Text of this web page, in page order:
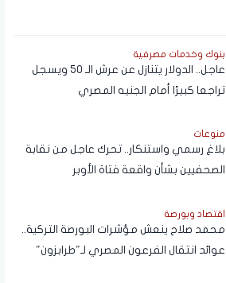
بنوك وخدمات مصرفية
عاجل.. الدولار يتنازل عن عرش الـ 50 ويسجل
تراجعا كبيرًا أمام الجنيه المصري
منوعات
بلاغ رسمي واستنكار.. تحرك عاجل من نقابة
الصحفيين بشأن واقعة فتاة الأوبر
اقتصاد وبورصة
محمد صلاح ينعش مؤشرات البورصة التركية..
عوائد انتقال الفرعون المصري لـ"طرابزون"